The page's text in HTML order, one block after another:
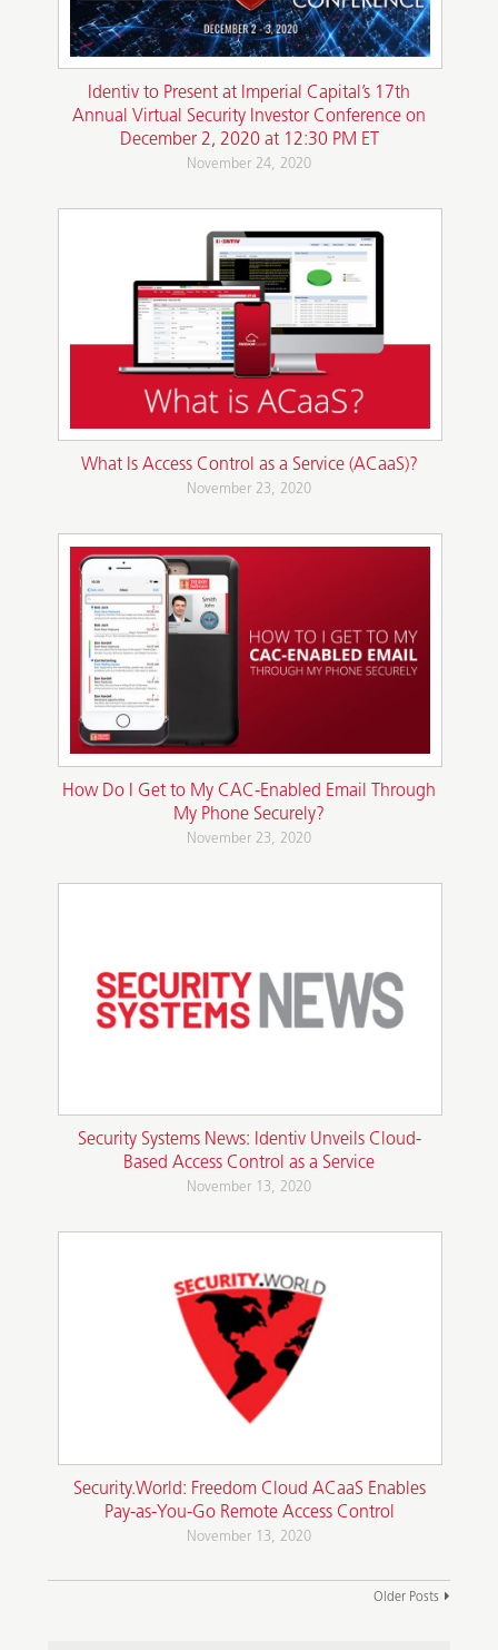
Identiv to Present at Imperial Capital’s 17th
Annual Virtual Security Investor Conference on
December 2, 2020 at 12:30 PM ET
November 24, 2020
What Is Access Control as a Service (ACaaS)?
November 23, 2020
How Do I Get to My CAC-Enabled Email Through
My Phone Securely?
November 23, 2020
Security Systems News: Identiv Unveils Cloud-
Based Access Control as a Service
November 13, 2020
Security.World: Freedom Cloud ACaaS Enables
Pay-as-You-Go Remote Access Control
November 13, 2020
Older Posts